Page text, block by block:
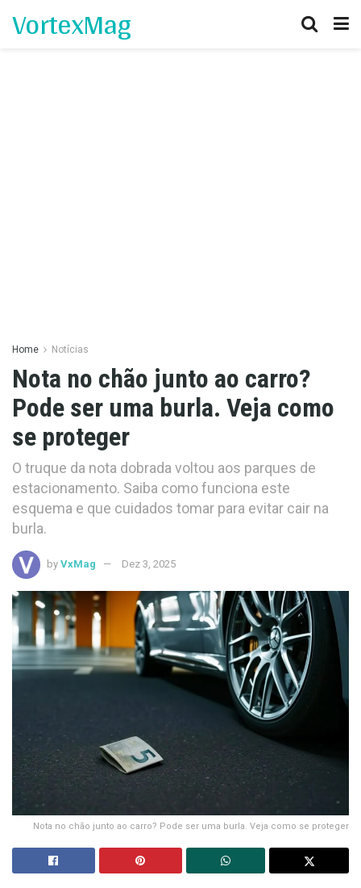
VortexMag
Home Notícias
Nota no chão junto ao carro?
Pode ser uma burla. Veja como
se proteger
O truque da nota dobrada voltou aos parques de
estacionamento. Saiba como funciona este
esquema e que cuidados tomar para evitar cair na
burla.
by VxMag Dez 3, 2025
Nota no chão junto ao carro? Pode ser uma burla. Veja como se proteger